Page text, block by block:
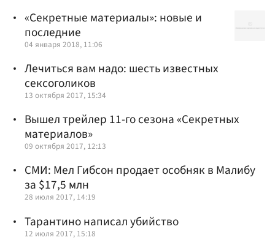
«Секретные материалы»: новые и
последние
04 января 2018, 11:06
Лечиться вам надо: шесть известных
сексоголиков
13 октября 2017, 15:34
Вышел трейлер 11-го сезона «Секретных
материалов»
09 октября 2017, 12:13
СМИ: Мел Гибсон продает особняк в Малибу
за $17,5 млн
28 июля 2017, 14:19
Тарантино написал убийство
12 июля 2017, 15:18